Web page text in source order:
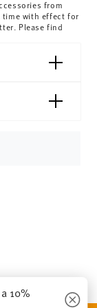
orders over
is less than
by e-mail as
within
delivery times to
service
from
time with effect for
Please find
10%